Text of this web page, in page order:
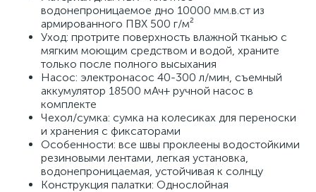
водонепроницаемое дно 10000 мм.в.ст из
армированного ПВХ 500 г/м²
Уход: протрите поверхность влажной тканью с
мягким моющим средством и водой, храните
только после полного высыхания
Насос: электронасос 40-300 л/мин, съемный
аккумулятор 18500 мАч+ ручной насос в
комплекте
Чехол/сумка: сумка на колесиках для переноски
и хранения с фиксаторами
Особенности: все швы проклеены водостойкими
резиновыми лентами, легкая установка,
водонепроницаемая, устойчивая к солнцу
Конструкция палатки: Однослойная